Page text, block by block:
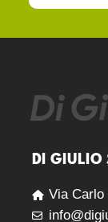
DI GIULIO
Via Carlo